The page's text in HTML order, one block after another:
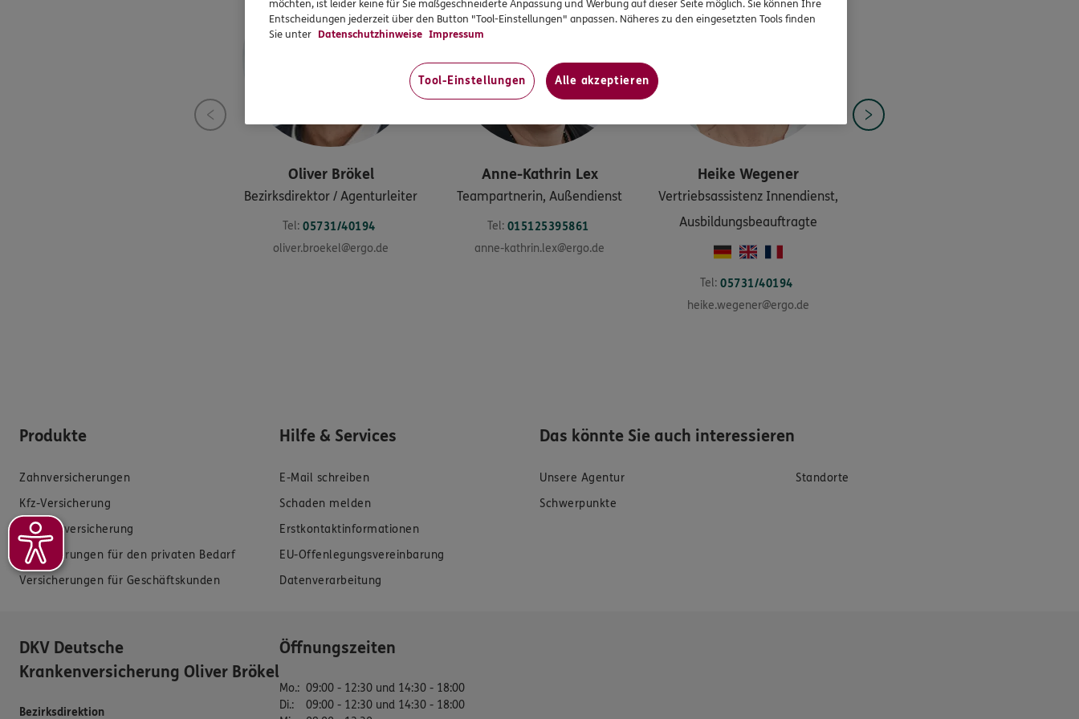
Oliver Brökel
Bezirksdirektor / Agenturleiter
Tel: 05731/40194
oliver.broekel@ergo.de
Anne-Kathrin Lex
Teampartnerin, Außendienst
Tel: 015125395861
anne-kathrin.lex@ergo.de
Heike Wegener
Vertriebsassistenz Innendienst,
Ausbildungsbeauftragte
Tel: 05731/40194
heike.wegener@ergo.de
Produkte
Zahnversicherungen
Kfz-Versicherung
Krankenversicherung
Versicherungen für den privaten Bedarf
Versicherungen für Geschäftskunden
Hilfe & Services
E-Mail schreiben
Schaden melden
Erstkontaktinformationen
EU-Offenlegungsvereinbarung
Datenverarbeitung
Das könnte Sie auch interessieren
Unsere Agentur
Standorte
Schwerpunkte
DKV Deutsche
Krankenversicherung Oliver Brökel
Bezirksdirektion
Öffnungszeiten
Mo.: 09:00 - 12:30 und 14:30 - 18:00
Di.:
09:00 - 12:30 und 14:30 - 18:00
möchten, ist leider keine für Sie maßgeschneiderte Anpassung und Werbung auf dieser Seite möglich. Sie können Ihre
Entscheidungen jederzeit über den Button "Tool-Einstellungen" anpassen. Näheres zu den eingesetzten Tools finden
Sie unter Datenschutzhinweise Impressum
Tool-Einstellungen Alle akzeptieren